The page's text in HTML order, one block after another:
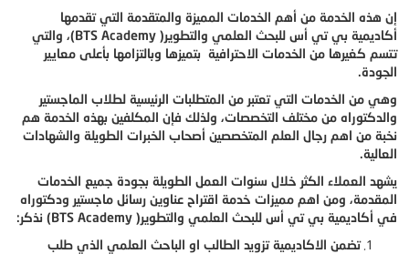
إن هذه الخدمة من أهم الخدمات المميزة والمتقدمة التي تقدمها
أكاديمية بي تي أس للبحث العلمي والتطوير( BTS Academy)، والتي
تتسم كغيرها من الخدمات الاحترافية بتميزها وبالتزامها بأعلى معايير
الجودة.
وهي من الخدمات التي تعتبر من المتطلبات الرئيسية لطلاب الماجستير
والدكتوراه من مختلف التخصصات، ولذلك فإن المكلفين بهذه الخدمة هم
نخبة من اهم رجال العلم المتخصصين أصحاب الخبرات الطويلة والشهادات
العالية.
يشهد العملاء الكثر خلال سنوات العمل الطويلة بجودة جميع الخدمات
المقدمة، ومن اهم مميزات خدمة اقتراح عناوين رسائل ماجستير ودكتوراه
في أكاديمية بي تي أس للبحث العلمي والتطوير( BTS Academy) نذكر:
تضمن الاكاديمية تزويد الطالب او الباحث العلمي الذي طلب